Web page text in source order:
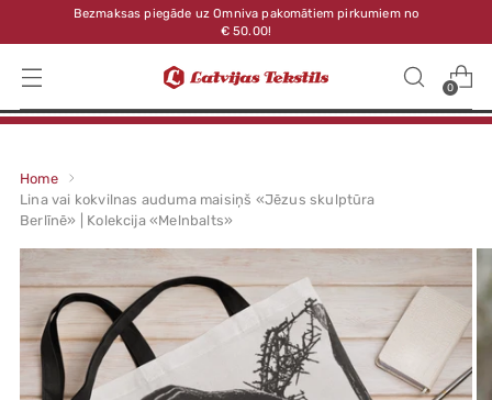
Bezmaksas piegāde uz Omniva pakomātiem pirkumiem no
€ 50.00!
0
Home
Lina vai kokvilnas auduma maisiņš «Jēzus skulptūra
Berlīnē» | Kolekcija «Melnbalts»